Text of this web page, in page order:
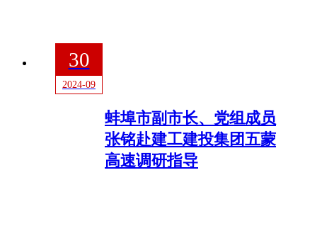
30
2024-09
蚌埠市副市长、党组成员
张铭赴建工建投集团五蒙
高速调研指导